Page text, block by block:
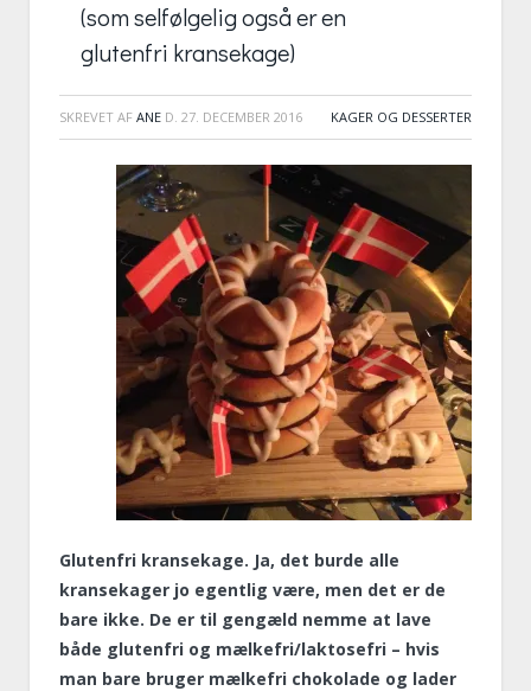
(som selfølgelig også er en
glutenfri kransekage)
SKREVET AF ANE D. 27. DECEMBER 2016 KAGER OG DESSERTER
Glutenfri kransekage. Ja, det burde alle
kransekager jo egentlig være, men det er de
bare ikke. De er til gengæld nemme at lave
både glutenfri og mælkefri/laktosefri – hvis
man bare bruger mælkefri chokolade og lader